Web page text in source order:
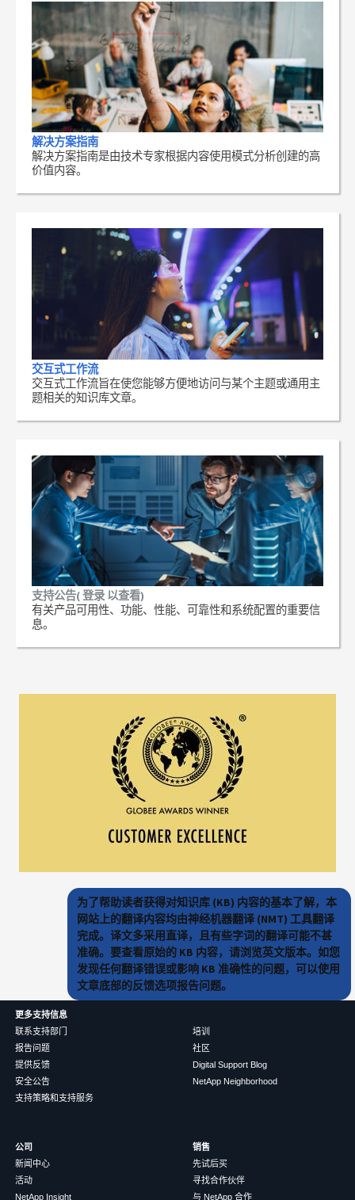
解决方案指南
解决方案指南是由技术专家根据内容使用模式分析创建的高
价值内容。
交互式工作流
交互式工作流旨在使您能够方便地访问与某个主题或通用主
题相关的知识库文章。
支持公告( 登录 以查看)
有关产品可用性、功能、性能、可靠性和系统配置的重要信
息。
为了帮助读者获得对知识库 (KB) 内容的基本了解，本
网站上的翻译内容均由神经机器翻译 (NMT) 工具翻译
完成。译文多采用直译，且有些字词的翻译可能不甚
准确。要查看原始的 KB 内容，请浏览英文版本。如您
发现任何翻译错误或影响 KB 准确性的问题，可以使用
文章底部的反馈选项报告问题。
更多支持信息
联系支持部门
报告问题
提供反馈
安全公告
支持策略和支持服务
培训
社区
Digital Support Blog
NetApp Neighborhood
公司
新闻中心
活动
NetApp Insight
销售
先试后买
寻找合作伙伴
与 NetApp 合作